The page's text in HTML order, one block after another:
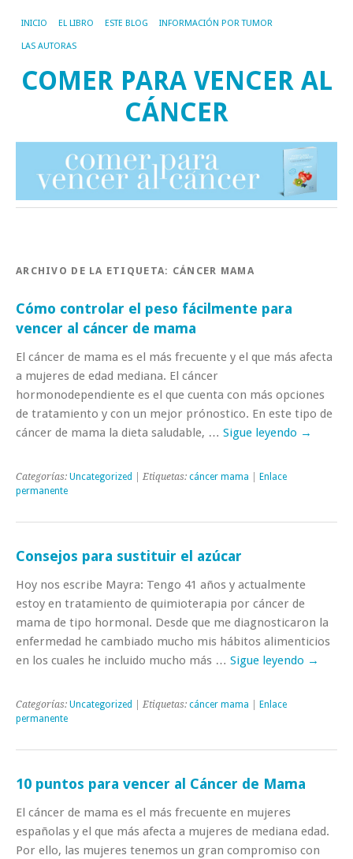
INICIO EL LIBRO ESTE BLOG INFORMACIÓN POR TUMOR
LAS AUTORAS
COMER PARA VENCER AL
CÁNCER
ARCHIVO DE LA ETIQUETA: CÁNCER MAMA
Cómo controlar el peso fácilmente para
vencer al cáncer de mama
El cáncer de mama es el más frecuente y el que más afecta
a mujeres de edad mediana. El cáncer
hormonodependiente es el que cuenta con más opciones
de tratamiento y con un mejor prónostico. En este tipo de
cáncer de mama la dieta saludable, … Sigue leyendo →
Categorías: Uncategorized | Etiquetas: cáncer mama
Enlace
permanente
Consejos para sustituir el azúcar
Hoy nos escribe Mayra: Tengo 41 años y actualmente
estoy en tratamiento de quimioterapia por cáncer de
mama de tipo hormonal. Desde que me diagnosticaron la
enfermedad he cambiado mucho mis hábitos alimenticios
en los cuales he incluido mucho más … Sigue leyendo →
Categorías: Uncategorized | Etiquetas: cáncer mama
Enlace
permanente
10 puntos para vencer al Cáncer de Mama
El cáncer de mama es el más frecuente en mujeres
españolas y el que más afecta a mujeres de mediana edad.
Por ello, las mujeres tenemos un gran compromiso con